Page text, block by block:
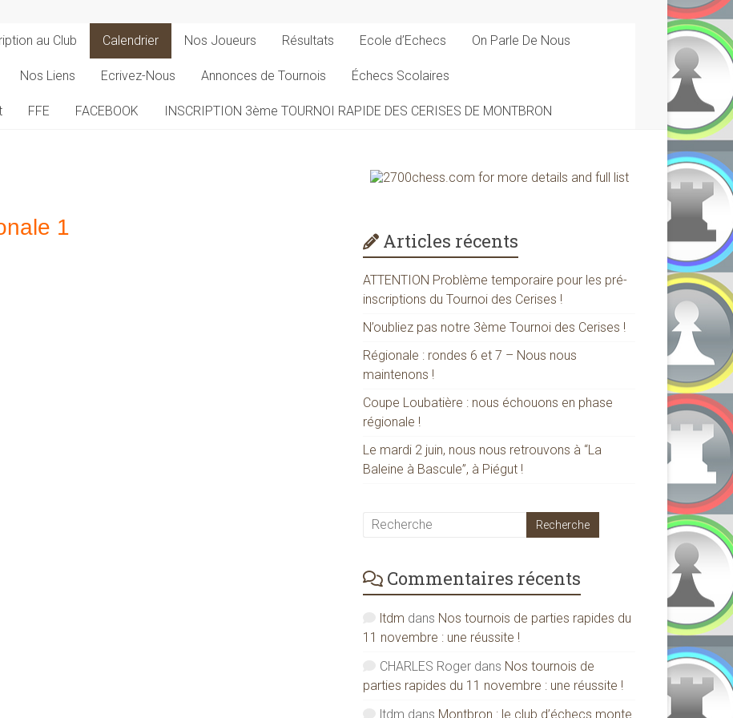
au Club Calendrier Nos Joueurs Résultats Ecole d’Echecs On Parle De Nous
Nos Liens Ecrivez-Nous Annonces de Tournois Échecs Scolaires
FFE FACEBOOK INSCRIPTION 3ème TOURNOI RAPIDE DES CERISES DE MONTBRON
1
Articles récents
ATTENTION Problème temporaire pour les pré-
inscriptions du Tournoi des Cerises !
N’oubliez pas notre 3ème Tournoi des Cerises !
Régionale : rondes 6 et 7 – Nous nous
maintenons !
Coupe Loubatière : nous échouons en phase
régionale !
Le mardi 2 juin, nous nous retrouvons à “La
Baleine à Bascule”, à Piégut !
Commentaires récents
ltdm dans Nos tournois de parties rapides du
11 novembre : une réussite !
CHARLES Roger dans Nos tournois de
parties rapides du 11 novembre : une réussite !
ltdm dans Montbron : le club d’échecs monte